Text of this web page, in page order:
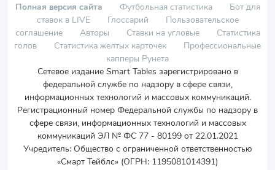
Полная версия сайта Футбольная статистика
Бот для
ставок в LIVE
Глоссарий
Пользовательское
соглашение
Авторы Ставки на угловые
Статистика
голов
Статистика желтых карточек
Профессиональные
капперы Рунета
Сетевое издание Smart Tables зарегистрировано в
федеральной службе по надзору в сфере связи,
информационных технологий и массовых коммуникаций.
Регистрационный номер Федеральной службы по надзору в
сфере связи, информационных технологий и массовых
коммуникаций ЭЛ № ФС 77 - 80199 от 22.01.2021
Учредитель: Общество с ограниченной ответственностью
«Смарт Тейблс» (ОГРН: 1195081014391)